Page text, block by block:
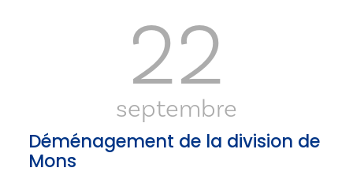
22
septembre
Déménagement de la division de
Mons